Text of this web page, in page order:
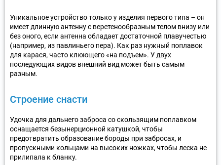
Уникальное устройство только у изделия первого типа – он
имеет длинную антенну с веретенообразным телом внизу или
без оного, если антенна обладает достаточной плавучестью
(например, из павлиньего пера). Как раз нужный поплавок
для карася, часто клюющего «на подъем». У двух
последующих видов внешний вид может быть самым
разным.
Строение снасти
Удочка для дальнего заброса со скользящим поплавком
оснащается безынерционной катушкой, чтобы
предотвратить образование бороды при забросах, и
пропускными кольцами на высоких ножках, чтобы леска не
прилипала к бланку.